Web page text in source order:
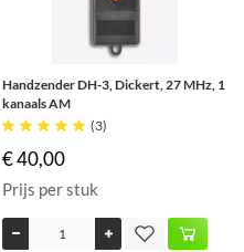
Handzender DH-3, Dickert, 27 MHz, 1
kanaals AM
     (3)
€ 40,00
Prijs per stuk